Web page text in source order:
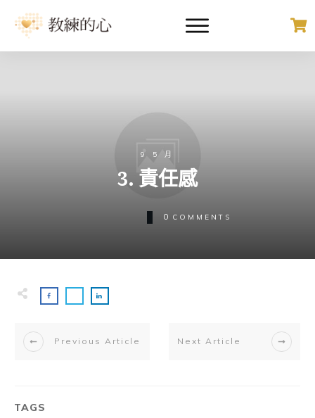
9 5 月
3. 責任感
0 COMMENTS
Previous Article Next Article
TAGS